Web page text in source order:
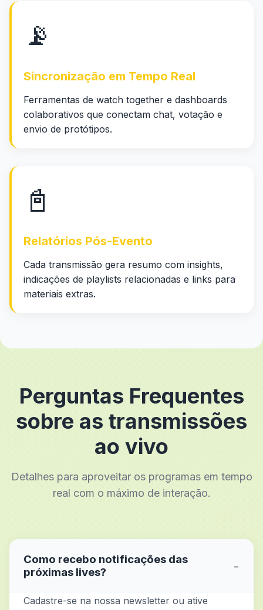
📡
Sincronização em Tempo Real
Ferramentas de watch together e dashboards
colaborativos que conectam chat, votação e
envio de protótipos.
📓
Relatórios Pós-Evento
Cada transmissão gera resumo com insights,
indicações de playlists relacionadas e links para
materiais extras.
Perguntas Frequentes
sobre as transmissões
ao vivo
Detalhes para aproveitar os programas em tempo
real com o máximo de interação.
Como recebo notificações das
próximas lives?
−
Cadastre-se na nossa newsletter ou ative